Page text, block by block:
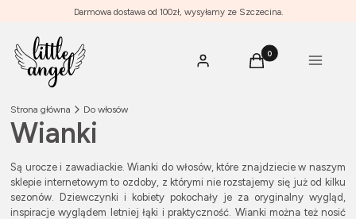
Darmowa dostawa od 100zł, wysyłamy ze Szczecina.
Zaloguj się Produkty w koszyku:
Koszyk Menu
Strona główna Do włosów
Wianki
Są urocze i zawadiackie. Wianki do włosów, które znajdziecie w naszym
sklepie internetowym to ozdoby, z którymi nie rozstajemy się już od kilku
sezonów. Dziewczynki i kobiety pokochały je za oryginalny wygląd,
inspiracje wyglądem letniej łąki i praktyczność. Wianki można też nosić